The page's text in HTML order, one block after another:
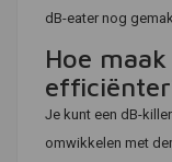
dB-eater nog
Hoe
Je kunt een dB-
omwikkelen met